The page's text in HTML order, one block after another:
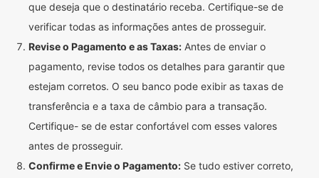
que deseja que o destinatário receba. Certifique-se de
verificar todas as informações antes de prosseguir.
Revise o Pagamento e as Taxas: Antes de enviar o
pagamento, revise todos os detalhes para garantir que
estejam corretos. O seu banco pode exibir as taxas de
transferência e a taxa de câmbio para a transação.
Certifique- se de estar confortável com esses valores
antes de prosseguir.
Confirme e Envie o Pagamento: Se tudo estiver correto,